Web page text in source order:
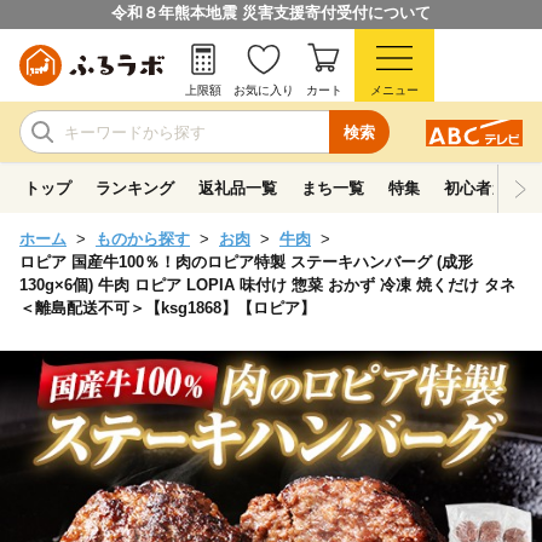
令和８年熊本地震 災害支援寄付受付について
検索
上限額 お気に入り カート メニュー
トップ ランキング 返礼品一覧 まち一覧 特集 初心者ガイド
ホーム ものから探す お肉
牛肉
ロピア 国産牛100％！肉のロピア特製 ステーキハンバーグ (成形
130g×6個) 牛肉 ロピア LOPIA 味付け 惣菜 おかず 冷凍 焼くだけ タネ
＜離島配送不可＞【ksg1868】【ロピア】